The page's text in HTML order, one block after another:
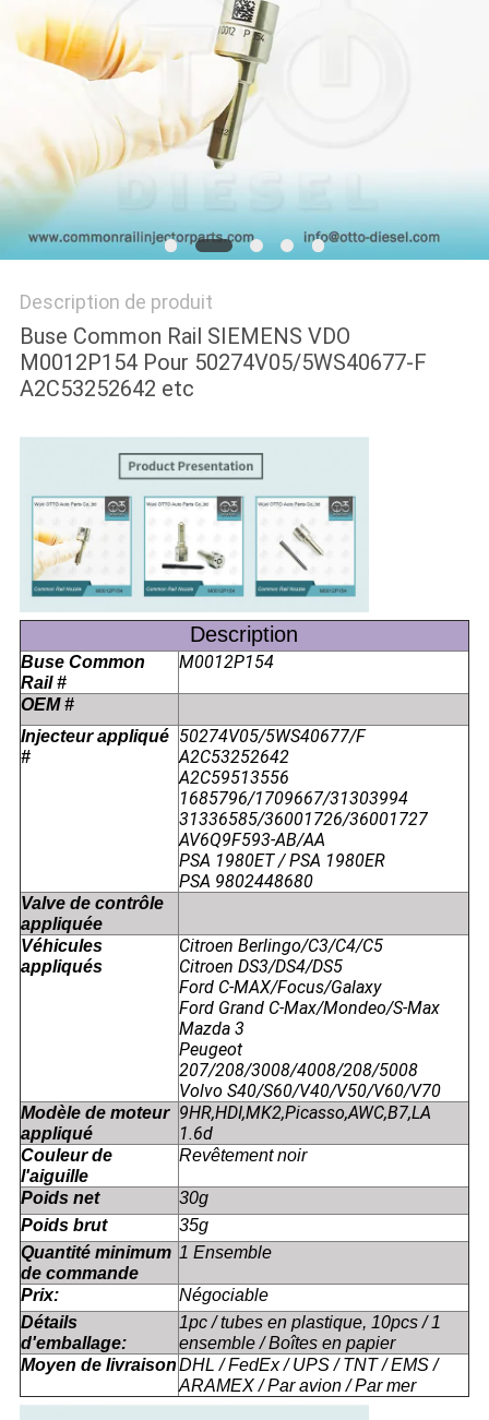
PLAN
DU
PRIVACY
POLICY
Description de produit
Buse Common Rail SIEMENS VDO
M0012P154 Pour 50274V05/5WS40677-F
A2C53252642 etc
Description
Buse Common
Rail #
M0012P154
OEM #
Injecteur appliqué
#
50274V05/5WS40677/F
A2C53252642
A2C59513556
1685796/1709667/31303994
31336585/36001726/36001727
AV6Q9F593-AB/AA
PSA ­1980ET / PSA ­1980ER
PSA 9802448680
Valve de contrôle
appliquée
Véhicules
appliqués
Citroen Berlingo/C3/C4/C5
Citroen DS3/DS4/DS5
Ford C-MAX/Focus/Galaxy
Ford Grand C-Max/Mondeo/S-Max
Mazda 3
Peugeot
207/208/3008/4008/208/5008
Volvo S40/S60/V40/V50/V60/V70
Modèle de moteur
appliqué
9HR,HDI,MK2,Picasso,AWC,B7,LA
1.6d
Couleur de
l'aiguille
Revêtement noir
Poids net
30g
Poids brut
35g
Quantité minimum
de commande
1 Ensemble
Prix:
Négociable
Détails
d'emballage:
1pc / tubes en plastique, 10pcs / 1
ensemble / Boîtes en papier
Moyen de livraisonDHL / FedEx / UPS / TNT / EMS /
ARAMEX / Par avion / Par mer